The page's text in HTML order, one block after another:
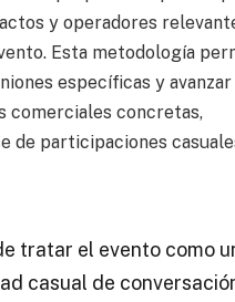
y operadores
Esta metodología
específicas y avanzar
comerciales concretas,
de participaciones
tratar el evento como
casual de